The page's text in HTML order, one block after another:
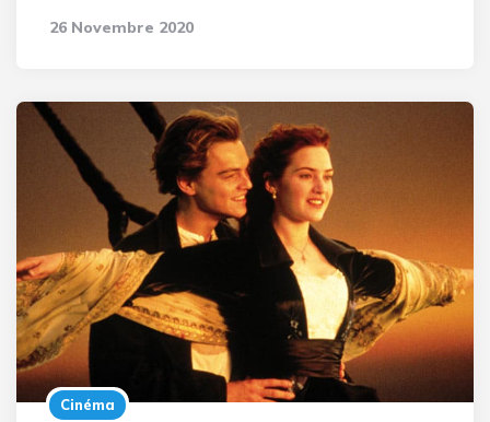
26 Novembre 2020
Cinéma